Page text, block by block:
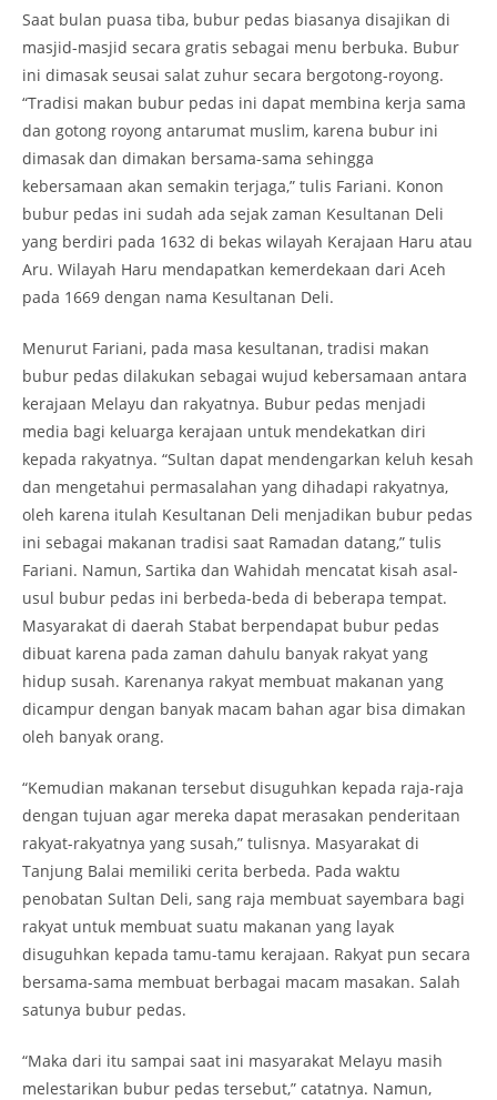
Saat bulan puasa tiba, bubur pedas biasanya disajikan di
masjid-masjid secara gratis sebagai menu berbuka. Bubur
ini dimasak seusai salat zuhur secara bergotong-royong.
“Tradisi makan bubur pedas ini dapat membina kerja sama
dan gotong royong antarumat muslim, karena bubur ini
dimasak dan dimakan bersama-sama sehingga
kebersamaan akan semakin terjaga,” tulis Fariani. Konon
bubur pedas ini sudah ada sejak zaman Kesultanan Deli
yang berdiri pada 1632 di bekas wilayah Kerajaan Haru atau
Aru. Wilayah Haru mendapatkan kemerdekaan dari Aceh
pada 1669 dengan nama Kesultanan Deli.
Menurut Fariani, pada masa kesultanan, tradisi makan
bubur pedas dilakukan sebagai wujud kebersamaan antara
kerajaan Melayu dan rakyatnya. Bubur pedas menjadi
media bagi keluarga kerajaan untuk mendekatkan diri
kepada rakyatnya. “Sultan dapat mendengarkan keluh kesah
dan mengetahui permasalahan yang dihadapi rakyatnya,
oleh karena itulah Kesultanan Deli menjadikan bubur pedas
ini sebagai makanan tradisi saat Ramadan datang,” tulis
Fariani. Namun, Sartika dan Wahidah mencatat kisah asal-
usul bubur pedas ini berbeda-beda di beberapa tempat.
Masyarakat di daerah Stabat berpendapat bubur pedas
dibuat karena pada zaman dahulu banyak rakyat yang
hidup susah. Karenanya rakyat membuat makanan yang
dicampur dengan banyak macam bahan agar bisa dimakan
oleh banyak orang.
“Kemudian makanan tersebut disuguhkan kepada raja-raja
dengan tujuan agar mereka dapat merasakan penderitaan
rakyat-rakyatnya yang susah,” tulisnya. Masyarakat di
Tanjung Balai memiliki cerita berbeda. Pada waktu
penobatan Sultan Deli, sang raja membuat sayembara bagi
rakyat untuk membuat suatu makanan yang layak
disuguhkan kepada tamu-tamu kerajaan. Rakyat pun secara
bersama-sama membuat berbagai macam masakan. Salah
satunya bubur pedas.
“Maka dari itu sampai saat ini masyarakat Melayu masih
melestarikan bubur pedas tersebut,” catatnya. Namun,